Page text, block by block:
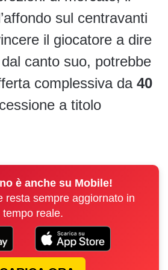
sul centravanti
il giocatore a dire
canto suo, potrebbe
complessiva da 40
a titolo
è anche su Mobile!
resta sempre aggiornato in
tempo reale.